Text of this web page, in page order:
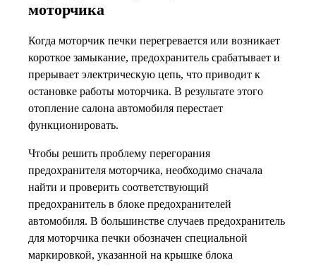
моторчика
Когда моторчик печки перегревается или возникает
короткое замыкание, предохранитель срабатывает и
прерывает электрическую цепь, что приводит к
остановке работы моторчика. В результате этого
отопление салона автомобиля перестает
функционировать.
Чтобы решить проблему перегорания
предохранителя моторчика, необходимо сначала
найти и проверить соответствующий
предохранитель в блоке предохранителей
автомобиля. В большинстве случаев предохранитель
для моторчика печки обозначен специальной
маркировкой, указанной на крышке блока